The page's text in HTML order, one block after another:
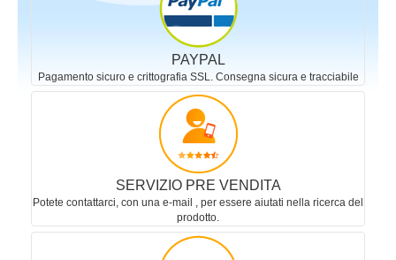
PAYPAL
Pagamento sicuro e crittografia SSL. Consegna sicura e tracciabile
SERVIZIO PRE VENDITA
Potete contattarci, con una e-mail , per essere aiutati nella ricerca del
prodotto.